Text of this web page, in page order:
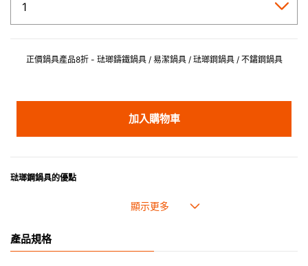
正價鍋具產品8折 - 琺瑯鑄鐵鍋具 / 易潔鍋具 / 琺瑯鋼鍋具 / 不鏽鋼鍋具
加入購物車
琺瑯鋼鍋具的優點
產品規格